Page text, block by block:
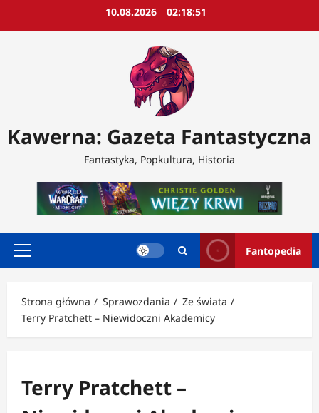
10.08.2026 02:18:53
Kawerna: Gazeta Fantastyczna
Fantastyka, Popkultura, Historia
Menu
Fantopedia
Strona główna Sprawozdania
Ze świata
Terry Pratchett – Niewidoczni Akademicy
Terry Pratchett –